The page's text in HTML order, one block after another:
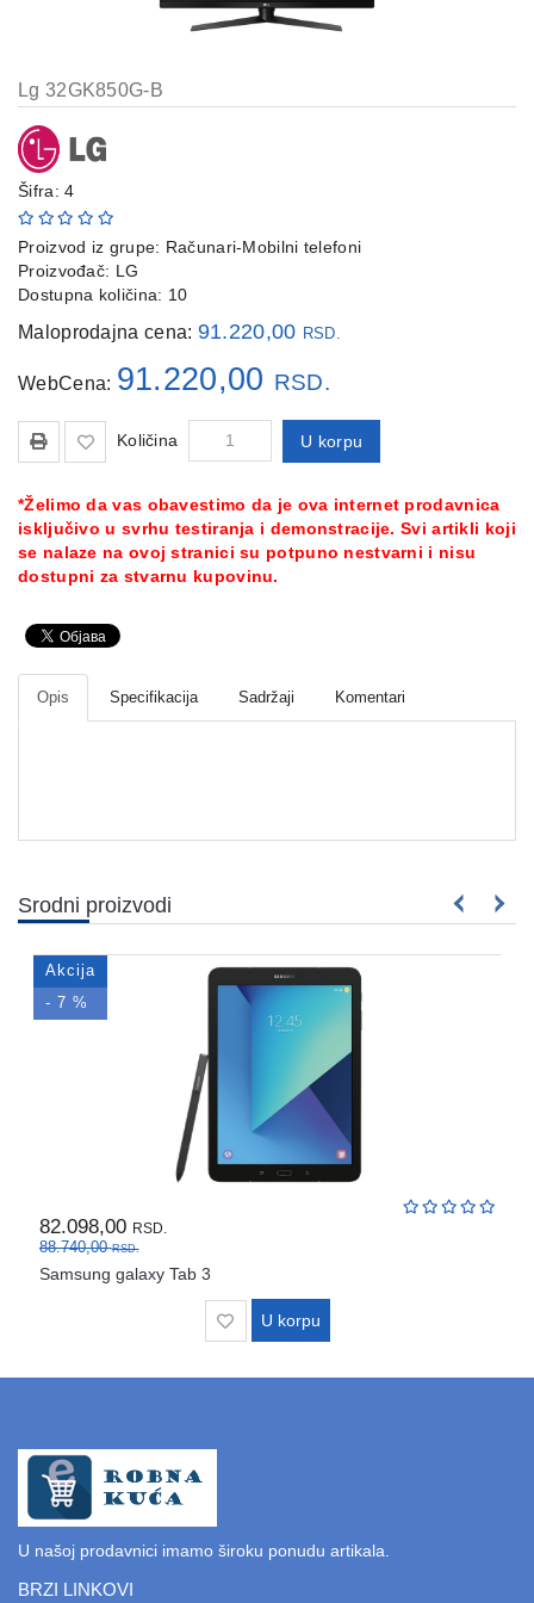
Lg 32GK850G-B
Šifra: 4
Proizvod iz grupe: Računari-Mobilni telefoni
Proizvođač: LG
Dostupna količina: 10
Maloprodajna cena: 91.220,00 RSD.
WebCena: 91.220,00 RSD.
Količina U korpu
*Želimo da vas obavestimo da je ova internet prodavnica
isključivo u svrhu testiranja i demonstracije. Svi artikli koji
se nalaze na ovoj stranici su potpuno nestvarni i nisu
dostupni za stvarnu kupovinu.
Opis Specifikacija Sadržaji Komentari
Srodni proizvodi
Akcija
- 7 %
82.098,00 RSD.
88.740,00RSD.
Samsung galaxy Tab 3
U korpu
U našoj prodavnici imamo široku ponudu artikala.
BRZI LINKOVI